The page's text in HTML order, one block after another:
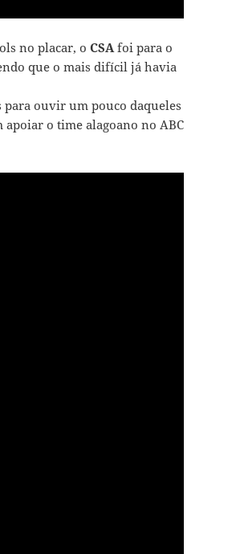
no placar, o CSAfoi para o
que o mais difícil já havia
para ouvir um pouco daqueles
apoiar o time alagoano no ABC